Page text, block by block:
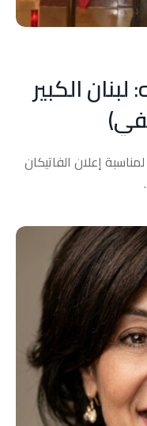
الكبير
إعلان الفاتيكان